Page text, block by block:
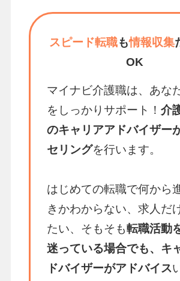
スピード転職も情報収集
OK
マイナビ介護職は、あな
をしっかりサポート！ 介
のキャリアアドバイザー
セリングを行います。
はじめての転職で何から
きかわからない、求人だ
たい、そもそも転職活動
迷っている場合でも、キ
ドバイザーがアドバイス